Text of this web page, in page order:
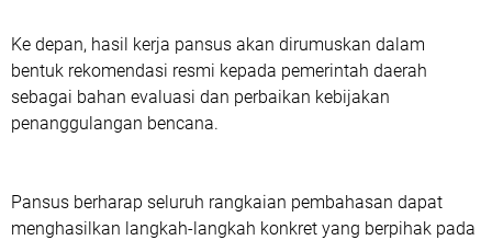
Ke depan, hasil kerja pansus akan dirumuskan dalam
bentuk rekomendasi resmi kepada pemerintah daerah
sebagai bahan evaluasi dan perbaikan kebijakan
penanggulangan bencana.
Pansus berharap seluruh rangkaian pembahasan dapat
menghasilkan langkah-langkah konkret yang berpihak pada